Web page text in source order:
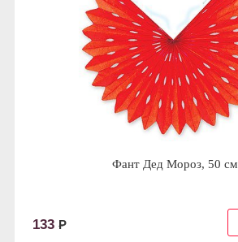
Фант Дед Мороз, 50 см
133 Р